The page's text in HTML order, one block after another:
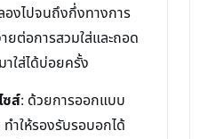
องไปจนถึงกึ่งทางการ
ยต่อการสวมใส่และถอด
าใส่ได้บ่อยครั้ง
ซส์: ด้วยการออกแบบ
ำให้รองรับรอบอกได้